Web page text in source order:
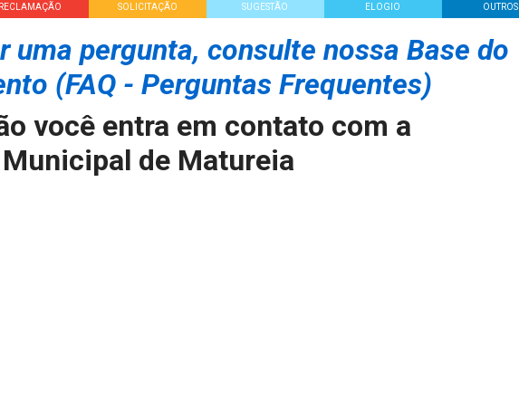
RECLAMAÇÃO SOLICITAÇÃO SUGESTÃO ELOGIO OUTROS
uma pergunta, consulte nossa Base do
(FAQ - Perguntas Frequentes)
você entra em contato com a
de Matureia